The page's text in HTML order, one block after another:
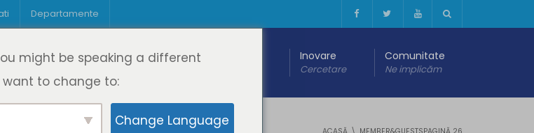
Departamente
DeL Educație
Oferta de cursuri
Educație digitală Inovare
Cercetare
Comunitate
Ne implicăm
might be speaking a different
want to change to:
Change Language